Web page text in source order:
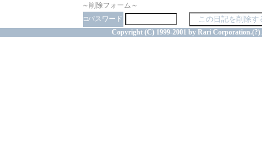
～削除フォーム～
□パスワード
Copyright (C) 1999-2001 by Rari Corporation.(?)